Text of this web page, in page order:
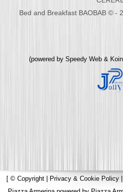
Bed and Breakfast BAOBAB © -
(powered by Speedy Web &
[ © Copyright | Privacy & Cookie Policy |